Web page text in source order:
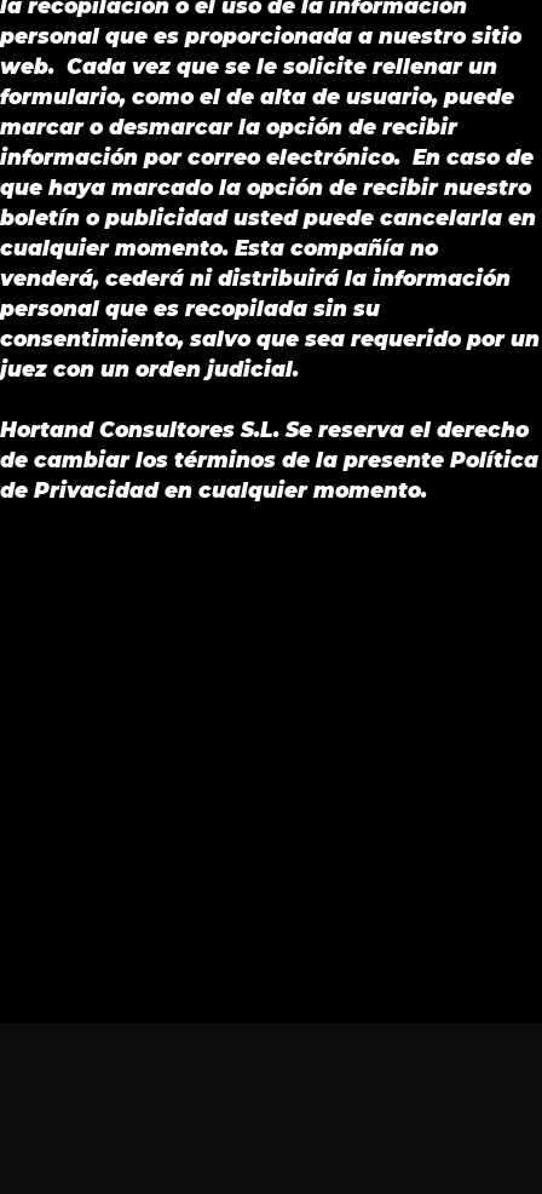
la recopilación o el uso de la información
personal que es proporcionada a nuestro sitio
web. Cada vez que se le solicite rellenar un
formulario, como el de alta de usuario, puede
marcar o desmarcar la opción de recibir
información por correo electrónico. En caso de
que haya marcado la opción de recibir nuestro
boletín o publicidad usted puede cancelarla en
cualquier momento. Esta compañía no
venderá, cederá ni distribuirá la información
personal que es recopilada sin su
consentimiento, salvo que sea requerido por un
juez con un orden judicial.
Hortand Consultores S.L. Se reserva el derecho
de cambiar los términos de la presente Política
de Privacidad en cualquier momento.